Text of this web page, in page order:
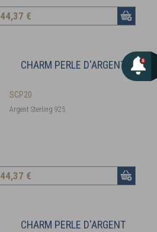
44,37 €
CHARM PERLE D'ARGENT
SCP20
Argent Sterling 925
44,37 €
CHARM PERLE D'ARGENT